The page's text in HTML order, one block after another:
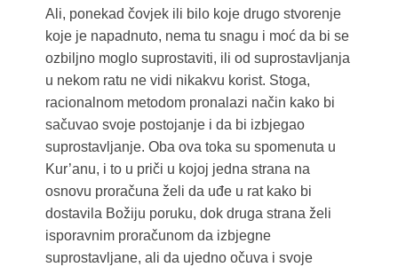
Ali, ponekad čovjek ili bilo koje drugo stvorenje
koje je napadnuto, nema tu snagu i moć da bi se
ozbiljno moglo suprostaviti, ili od suprostavljanja
u nekom ratu ne vidi nikakvu korist. Stoga,
racionalnom metodom pronalazi način kako bi
sačuvao svoje postojanje i da bi izbjegao
suprostavljanje. Oba ova toka su spomenuta u
Kur’anu, i to u priči u kojoj jedna strana na
osnovu proračuna želi da uđe u rat kako bi
dostavila Božiju poruku, dok druga strana želi
isporavnim proračunom da izbjegne
suprostavljane, ali da ujedno očuva i svoje